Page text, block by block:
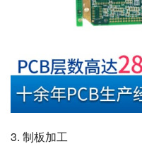
3. 制板加工